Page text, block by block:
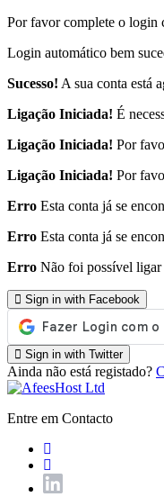
Por favor complete o login
Login automático bem
Sucesso! A sua conta está
Ligação Iniciada! É
Ligação Iniciada! Por
Ligação Iniciada! Por
Erro Esta conta já se
Erro Esta conta já se
Erro Não foi possível ligar
Sign in with Facebook
Sign in with Twitter
Ainda não está registado?
Entre em Contacto